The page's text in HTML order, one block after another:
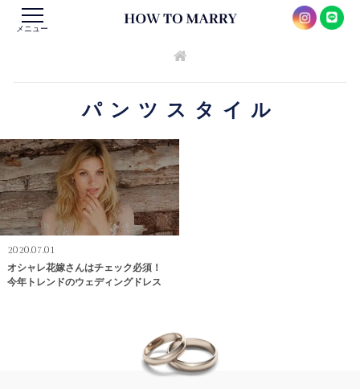
メニュー
パンツスタイル
2020.07.01
オシャレ花嫁さんはチェック必須！
今年トレンドのウェディングドレス